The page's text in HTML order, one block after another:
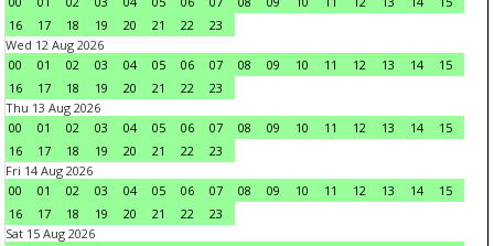
16
17 18 19 20 21 22
23
Wed 12 Aug 2026
00
01 02 03 04 05 06 07 08 09 10 11 12 13 14
15
16
17 18 19 20 21 22
23
Thu 13 Aug 2026
00
01 02 03 04 05 06 07 08 09 10 11 12 13 14
15
16
17 18 19 20 21 22
23
Fri 14 Aug 2026
00
01 02 03 04 05 06 07 08 09 10 11 12 13 14
15
16
17 18 19 20 21 22
23
Sat 15 Aug 2026